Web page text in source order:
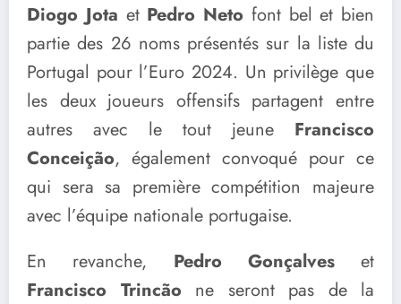
Diogo Jota et Pedro Neto font bel et bien
partie des 26 noms présentés sur la liste du
Portugal pour l’Euro 2024. Un privilège que
les deux joueurs offensifs partagent entre
autres avec le tout jeune Francisco
Conceição, également convoqué pour ce
qui sera sa première compétition majeure
avec l’équipe nationale portugaise.
En revanche, Pedro Gonçalveset
Francisco Trincão ne seront pas de la